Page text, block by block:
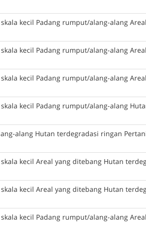
kecil Padang rumput/alang-alang
kecil Padang rumput/alang-alang
kecil Padang rumput/alang-alang
kecil Padang rumput/alang-alang
alang Hutan terdegradasi ringan
kecil Areal yang ditebang Hutan
kecil Areal yang ditebang Hutan
kecil Padang rumput/alang-alang